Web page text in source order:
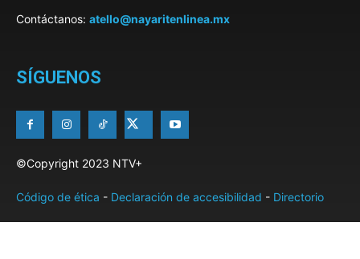
Contáctanos: atello@nayaritenlinea.mx
SÍGUENOS
©Copyright 2023 NTV+
Código de ética - Declaración de accesibilidad - Directorio